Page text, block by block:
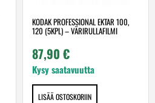
KODAK PROFESSIONAL EKTAR 100,
120 (5KPL) – VÄRIRULLAFILMI
87,90 €
Kysy saatavuutta
LISÄÄ OSTOSKORIIN